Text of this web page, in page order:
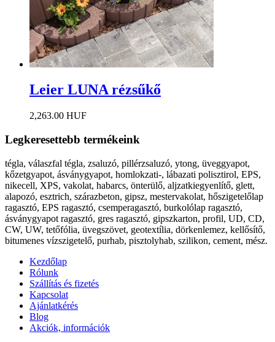
Leier LUNA rézsűkő
2,263.00 HUF
Legkeresettebb termékeink
tégla, válaszfal tégla, zsaluzó, pillérzsaluzó, ytong, üveggyapot,
kőzetgyapot, ásványgyapot, homlokzati-, lábazati polisztirol, EPS,
nikecell, XPS, vakolat, habarcs, önterülő, aljzatkiegyenlítő, glett,
alapozó, esztrich, szárazbeton, gipsz, mestervakolat, hőszigetelőlap
ragasztó, EPS ragasztó, csemperagasztó, burkolólap ragasztó,
ásványgyapot ragasztó, gres ragasztó, gipszkarton, profil, UD, CD,
CW, UW, tetőfólia, üvegszövet, geotextília, dörkenlemez, kellősítő,
bitumenes vízszigetelő, purhab, pisztolyhab, szilikon, cement, mész.
Kezdőlap
Rólunk
Szállítás és fizetés
Kapcsolat
Ajánlatkérés
Blog
Akciók, információk